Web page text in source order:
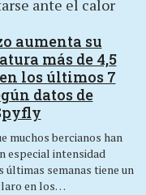
aumenta su
más de 4,5
los últimos 7
datos de
muchos bercianos han
especial intensidad
últimas semanas tiene un
en los…